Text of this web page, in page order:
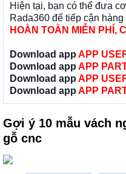
Hiện tại, bạn có thể đưa
Rada360 để tiếp cận
HOÀN TOÀN MIỄN PHÍ,
Download app APP
Download app APP
Download app APP
Download app APP
Gợi ý 10 mẫu vách
gỗ cnc